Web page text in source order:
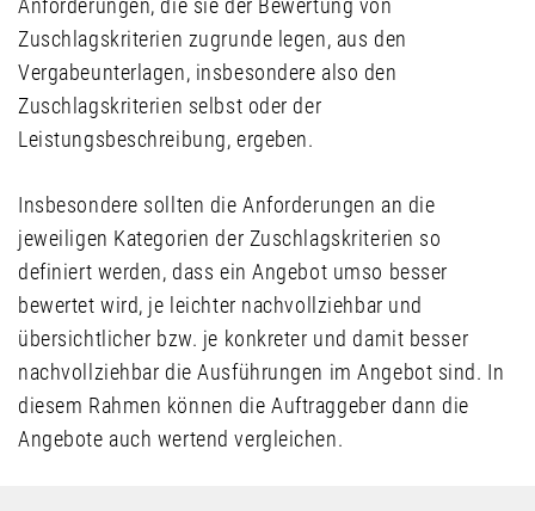
Anforderungen, die sie der Bewertung von
Zuschlagskriterien zugrunde legen, aus den
Vergabeunterlagen, insbesondere also den
Zuschlagskriterien selbst oder der
Leistungsbeschreibung, ergeben.
Insbesondere sollten die Anforderungen an die
jeweiligen Kategorien der Zuschlagskriterien so
definiert werden, dass ein Angebot umso besser
bewertet wird, je leichter nachvollziehbar und
übersichtlicher bzw. je konkreter und damit besser
nachvollziehbar die Ausführungen im Angebot sind. In
diesem Rahmen können die Auftraggeber dann die
Angebote auch wertend vergleichen.